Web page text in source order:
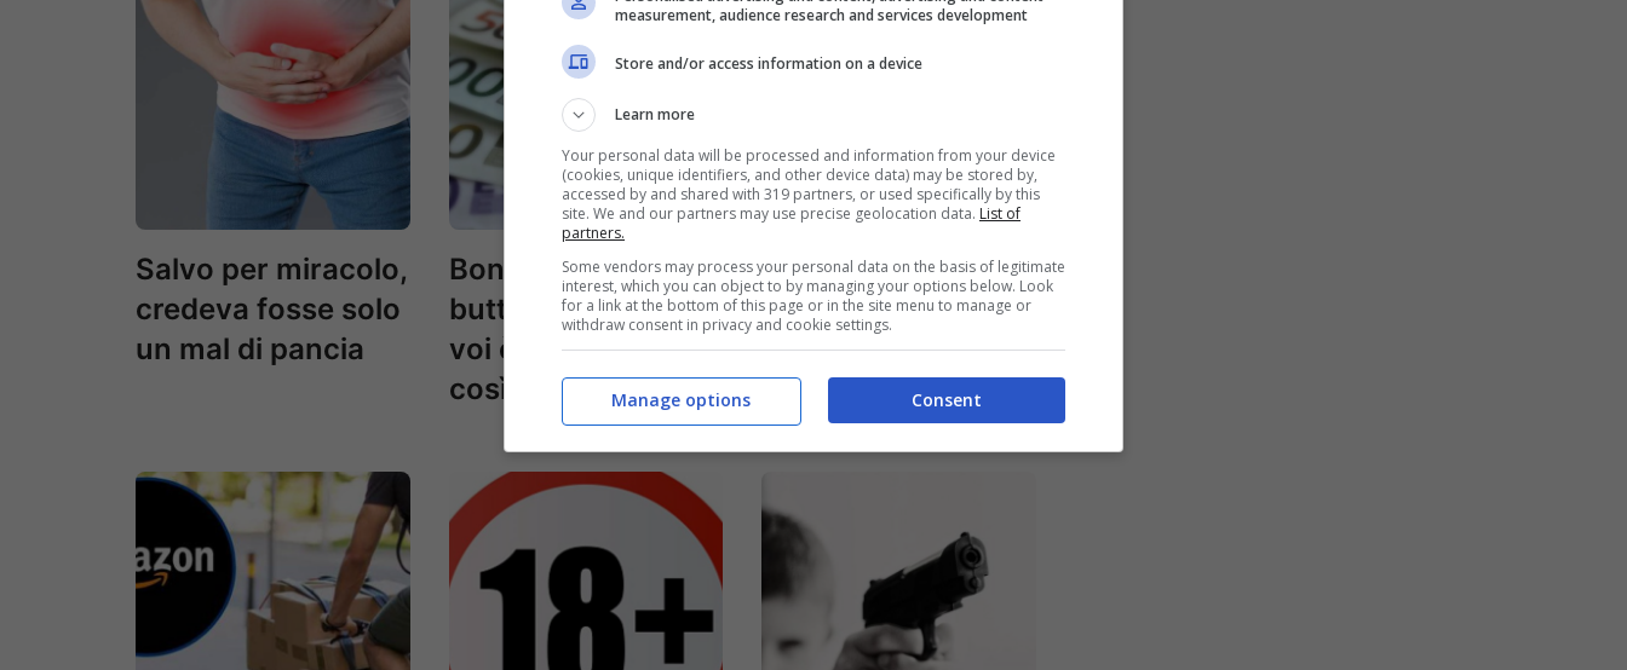
Salvo per miracolo,
credeva fosse solo
un mal di pancia
Bonus cultura
buttato! Secondo
voi è giusto usarlo
così?
Morti tanti bambini
| Che tragedia
measurement, audience research and services development
Store and/or access information on a device
Learn more
Your personal data will be processed and information from your device
(cookies, unique identifiers, and other device data) may be stored by,
accessed by and shared with 319 partners, or used specifically by this
site. We and our partners may use precise geolocation data. List of
partners.
Some vendors may process your personal data on the basis of legitimate
interest, which you can object to by managing your options below. Look
for a link at the bottom of this page or in the site menu to manage or
withdraw consent in privacy and cookie settings.
Consent
Manage options